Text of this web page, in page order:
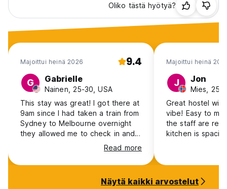
Oliko tästä hyötyä?
Majoittui heinä 2026 9.4
G Gabrielle
Nainen, 25-30, USA
This stay was great! I got there at
9am since I had taken a train from
Sydney to Melbourne overnight
they allowed me to check in and
even upgraded me to a private
room. Everything felt really clean
and they had great info about the
a bar with daily specials and great
Read more
Majoittui heinä
J Jon
Mies, 25-
Great hostel
vibe! Easy to
the staff are
kitchen is
a short walk to
again!
Näytä kaikki arvostelut